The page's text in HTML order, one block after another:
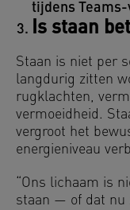
tijdens
Is staan
Staan is niet per
langdurig zitten
rugklachten,
vermoeidheid.
vergroot het
energieniveau
“Ons lichaam is
staan — of dat nu